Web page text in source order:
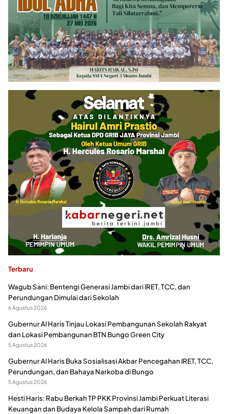
Terbaru
Wagub Sani: Bentengi Generasi Jambi dari IRET, TCC, dan
Perundungan Dimulai dari Sekolah
6 Agustus 2026
Gubernur Al Haris Tinjau Lokasi Pembangunan Sekolah Rakyat
dan Lokasi Pembangunan BTN Bungo Green City
5 Agustus 2026
Gubernur Al Haris Buka Sosialisasi Akbar Pencegahan IRET, TCC,
Perundungan, dan Bahaya Narkoba di Bungo
5 Agustus 2026
Hesti Haris: Rabu Berkah TP PKK Provinsi Jambi Perkuat Literasi
Keuangan dan Budaya Kelola Sampah dari Rumah